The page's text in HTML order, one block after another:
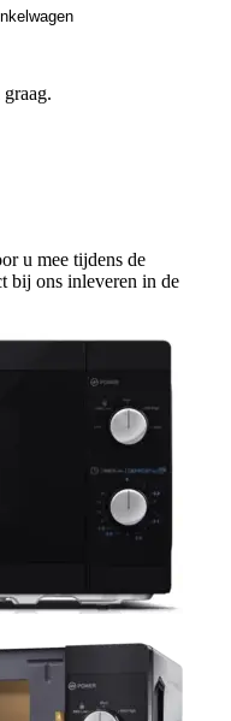
u mee tijdens de
bij ons inleveren in de